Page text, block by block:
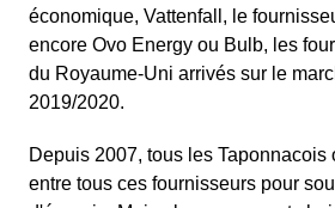
économique, Vattenfall, le
encore Ovo Energy ou Bulb, les
du Royaume-Uni arrivés sur le
2019/2020.
Depuis 2007, tous les Taponnacois
entre tous ces fournisseurs pour